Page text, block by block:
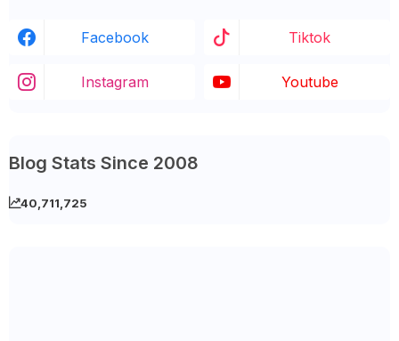
Facebook Tiktok
Instagram Youtube
Blog Stats Since 2008
40,711,725